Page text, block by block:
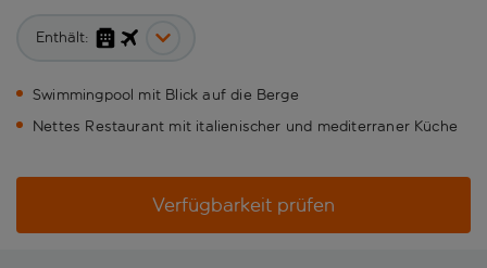
Enthält:
Swimmingpool mit Blick auf die Berge
Nettes Restaurant mit italienischer und mediterraner Küche
Verfügbarkeit prüfen